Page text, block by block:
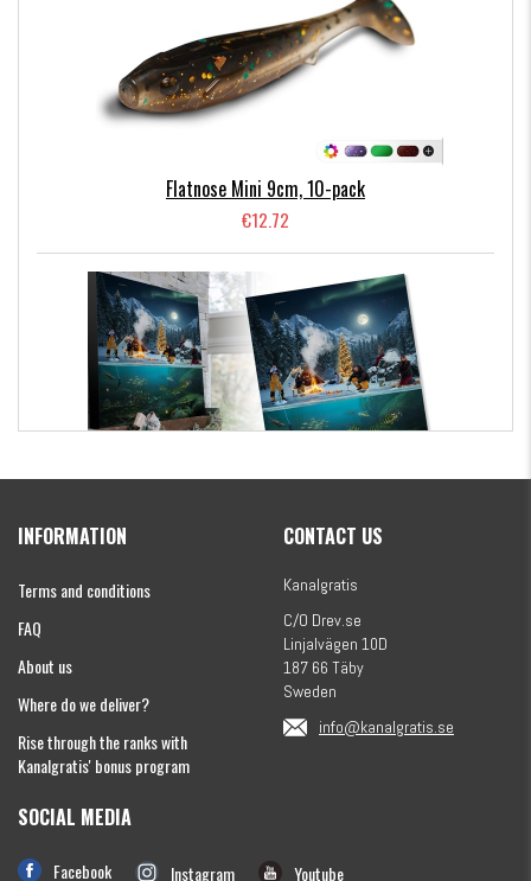
Flatnose Mini 9cm, 10-pack
€12.72
€155.16
INFORMATION
Terms and conditions
FAQ
About us
Where do we deliver?
Rise through the ranks with
Kanalgratis' bonus program
CONTACT US
Kanalgratis
C/O Drev.se
Linjalvägen 10D
187 66 Täby
Sweden
info@kanalgratis.se
SOCIAL MEDIA
Facebook Instagram Youtube